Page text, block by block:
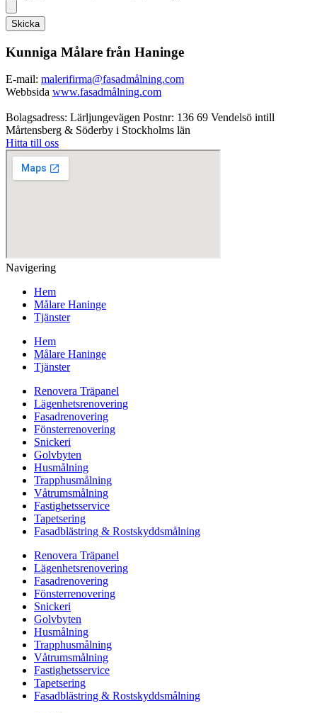
Skicka
Kunniga Målare från Haninge
E-mail: malerifirma@fasadmålning.com
Webbsida www.fasadmålning.com
Bolagsadress: Lärljungevägen Postnr: 136 69 Vendelsö intill
Mårtensberg & Söderby i Stockholms län
Hitta till oss
Navigering
Hem
Målare Haninge
Tjänster
Hem
Målare Haninge
Tjänster
Renovera Träpanel
Lägenhetsrenovering
Fasadrenovering
Fönsterrenovering
Snickeri
Golvbyten
Husmålning
Trapphusmålning
Våtrumsmålning
Fastighetsservice
Tapetsering
Fasadblästring & Rostskyddsmålning
Renovera Träpanel
Lägenhetsrenovering
Fasadrenovering
Fönsterrenovering
Snickeri
Golvbyten
Husmålning
Trapphusmålning
Våtrumsmålning
Fastighetsservice
Tapetsering
Fasadblästring & Rostskyddsmålning